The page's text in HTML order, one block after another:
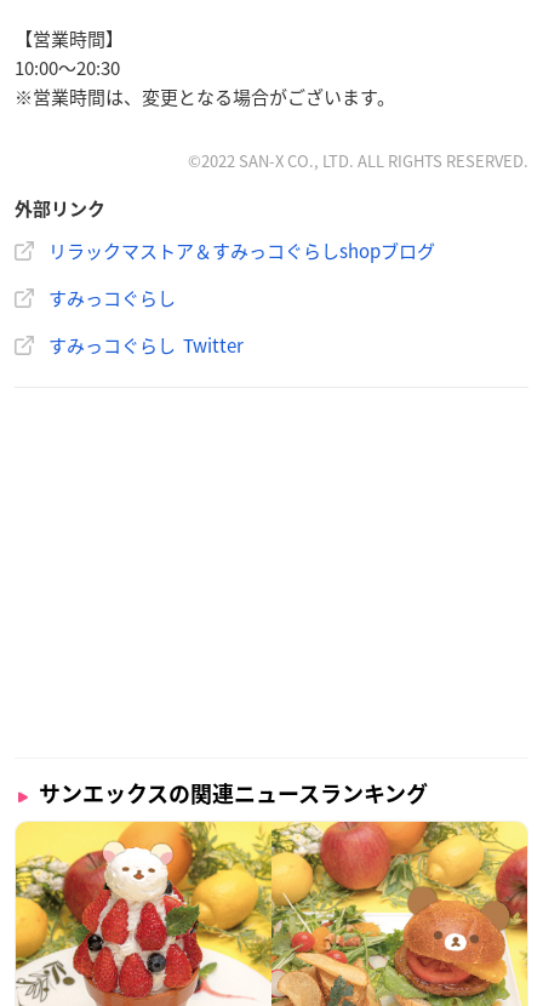
【営業時間】
10:00～20:30
※営業時間は、変更となる場合がございます。
©2022 SAN-X CO., LTD. ALL RIGHTS RESERVED.
外部リンク
リラックマストア＆すみっコぐらしshopブログ
すみっコぐらし
すみっコぐらし Twitter
サンエックスの関連ニュースランキング